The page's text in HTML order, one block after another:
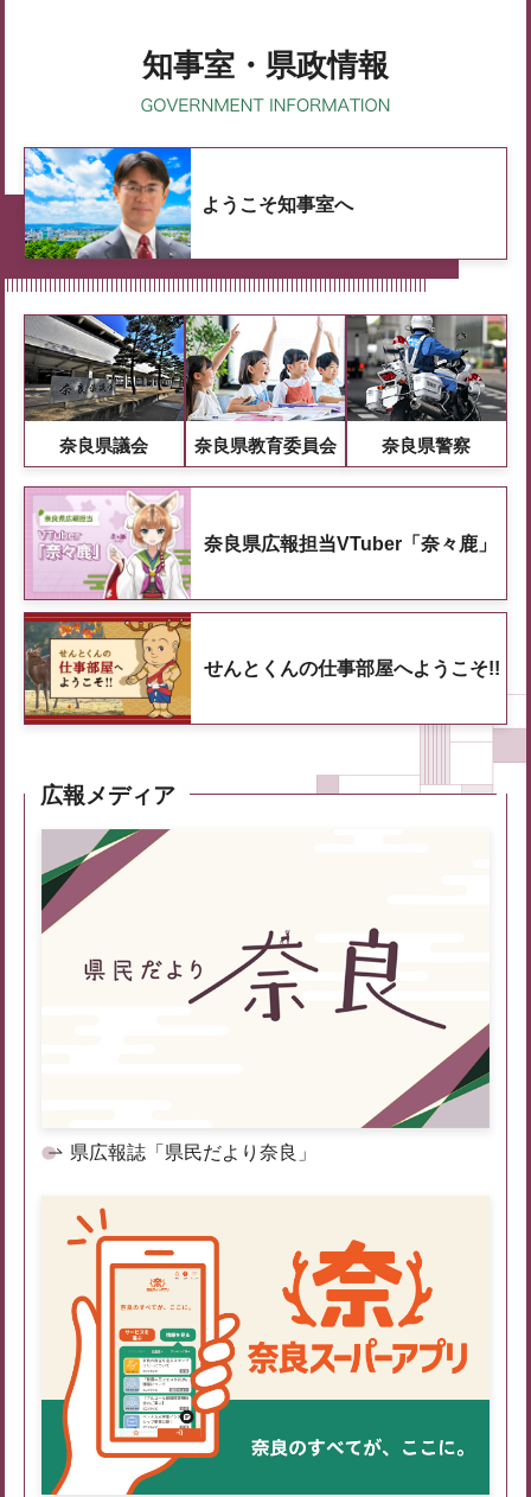
知事室・県政情報
ようこそ知事室へ
奈良県議会 奈良県教育委員会 奈良県警察
奈良県広報担当VTuber「奈々鹿」
せんとくんの仕事部屋へようこそ!!
広報メディア
県広報誌「県民だより奈良」